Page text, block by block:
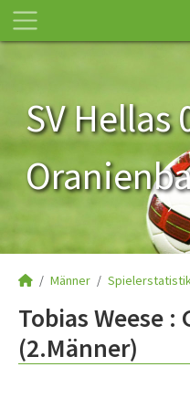
SV Hellas
Männer
Tobias Weese :
(2.Männer)